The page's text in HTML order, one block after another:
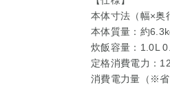
本体寸法（幅×奥
本体質量：約
炊飯容量：1.0L
定格消費電力：
消費電力量（※